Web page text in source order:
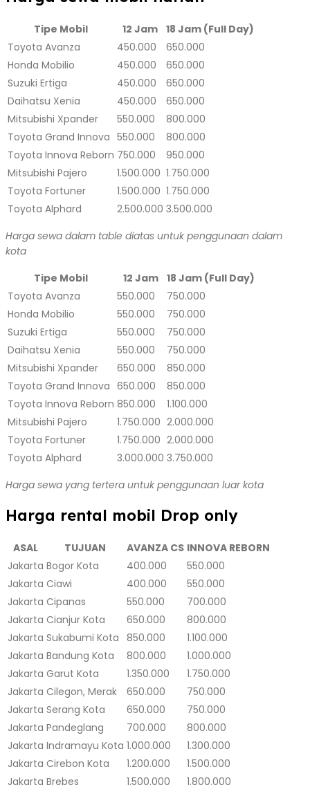
Tipe Mobil 12 Jam 18 Jam (Full Day)
Toyota Avanza
450.000
650.000
Honda Mobilio
450.000
650.000
Suzuki Ertiga
450.000
650.000
Daihatsu Xenia
450.000
650.000
Mitsubishi Xpander
550.000
800.000
Toyota Grand Innova 550.000
800.000
Toyota Innova Reborn 750.000
950.000
Mitsubishi Pajero
1.500.000 1.750.000
Toyota Fortuner
1.500.000 1.750.000
Toyota Alphard
2.500.000 3.500.000
Harga sewa dalam table diatas untuk penggunaan dalam
kota
Tipe Mobil
12 Jam
18 Jam (Full Day)
Toyota Avanza
550.000
750.000
Honda Mobilio
550.000
750.000
Suzuki Ertiga
550.000
750.000
Daihatsu Xenia
550.000
750.000
Mitsubishi Xpander
650.000
850.000
Toyota Grand Innova 650.000
850.000
Toyota Innova Reborn 850.000
1.100.000
Mitsubishi Pajero
1.750.000 2.000.000
Toyota Fortuner
1.750.000 2.000.000
Toyota Alphard
3.000.000 3.750.000
Harga sewa yang tertera untuk penggunaan luar kota
Harga rental mobil Drop only
ASAL TUJUAN AVANZA CS INNOVA REBORN
Jakarta Bogor Kota 400.000
550.000
Jakarta Ciawi 400.000
550.000
Jakarta Cipanas 550.000
700.000
Jakarta Cianjur Kota 650.000
800.000
Jakarta Sukabumi Kota 850.000
1.100.000
Jakarta Bandung Kota 800.000
1.000.000
Jakarta Garut Kota 1.350.000
1.750.000
Jakarta Cilegon, Merak 650.000
750.000
Jakarta Serang Kota 650.000
750.000
Jakarta Pandeglang 700.000
800.000
Jakarta Indramayu Kota 1.000.000
1.300.000
Jakarta Cirebon Kota 1.200.000
1.500.000
Jakarta Brebes 1.500.000
1.800.000